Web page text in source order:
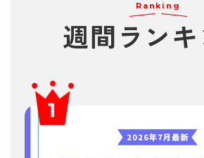
Ranking
週間 ラン